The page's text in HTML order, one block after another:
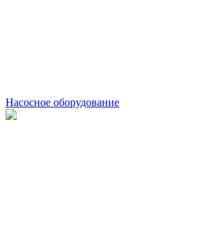
Насосное оборудование